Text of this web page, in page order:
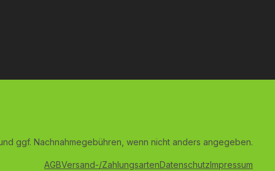
ggf. Nachnahmegebühren, wenn nicht anders angegeben.
AGBVersand-/ZahlungsartenDatenschutzImpressum